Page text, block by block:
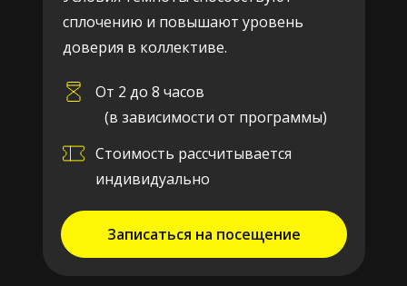
сплочению и повышают уровень
доверия в коллективе.
От 2 до 8 часов
(в зависимости от программы)
Стоимость рассчитывается
индивидуально
Записаться на посещение